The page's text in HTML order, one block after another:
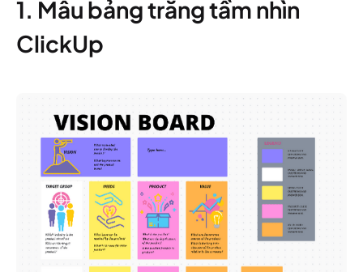
1. Mẫu bảng trắng tầm nhìn
ClickUp